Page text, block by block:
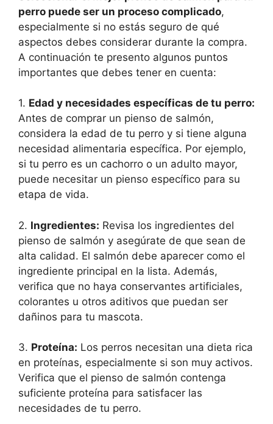
perro puede ser un proceso complicado,
especialmente si no estás seguro de qué
aspectos debes considerar durante la compra.
A continuación te presento algunos puntos
importantes que debes tener en cuenta:
1. Edad y necesidades específicas de tu perro:
Antes de comprar un pienso de salmón,
considera la edad de tu perro y si tiene alguna
necesidad alimentaria específica. Por ejemplo,
si tu perro es un cachorro o un adulto mayor,
puede necesitar un pienso específico para su
etapa de vida.
2. Ingredientes: Revisa los ingredientes del
pienso de salmón y asegúrate de que sean de
alta calidad. El salmón debe aparecer como el
ingrediente principal en la lista. Además,
verifica que no haya conservantes artificiales,
colorantes u otros aditivos que puedan ser
dañinos para tu mascota.
3. Proteína: Los perros necesitan una dieta rica
en proteínas, especialmente si son muy activos.
Verifica que el pienso de salmón contenga
suficiente proteína para satisfacer las
necesidades de tu perro.